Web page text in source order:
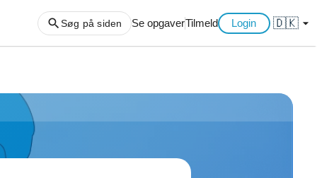
af haveaffald
af storskrald
Søg på siden Se opgaverTilmeld Login 🇩🇰 arrow_drop_down